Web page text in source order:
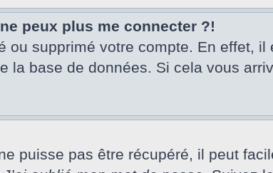
peux plus me connecter ?!
ou supprimé votre compte. En effet,
la base de données. Si cela vous
puisse pas être récupéré, il peut